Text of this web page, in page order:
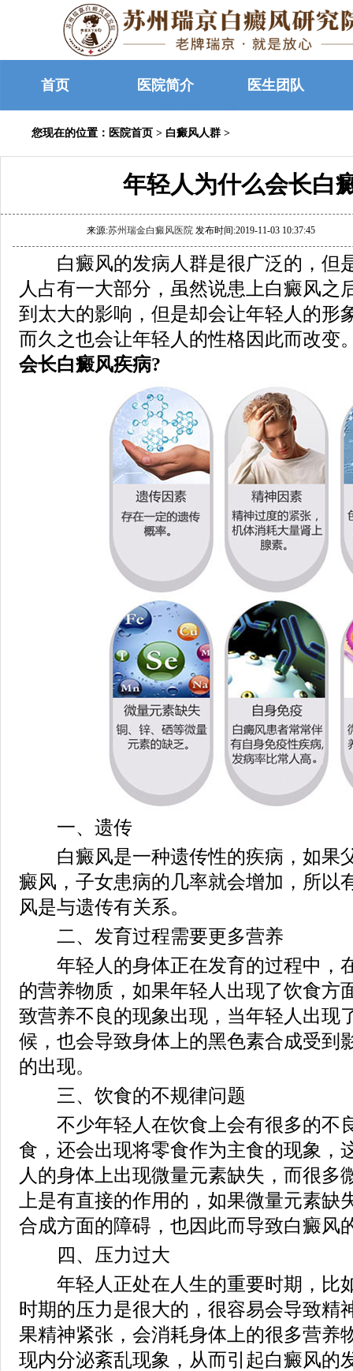
首页 医院简介 医生团队
您现在的位置： 医院首页 > 白癜风人群 >
年轻人为什么会长白
来源:苏州瑞金白癜风医院 发布时间:2019-11-03 10:37:45
白癜风的发病人群是很广泛的，但
人占有一大部分，虽然说患上白癜风之
到太大的影响，但是却会让年轻人的形
而久之也会让年轻人的性格因此而改变
会长白癜风疾病?
一、遗传
白癜风是一种遗传性的疾病，如果
癜风，子女患病的几率就会增加，所以
风是与遗传有关系。
二、发育过程需要更多营养
年轻人的身体正在发育的过程中，
的营养物质，如果年轻人出现了饮食方
致营养不良的现象出现，当年轻人出现
候，也会导致身体上的黑色素合成受到
的出现。
三、饮食的不规律问题
不少年轻人在饮食上会有很多的不
食，还会出现将零食作为主食的现象，
人的身体上出现微量元素缺失，而很多
上是有直接的作用的，如果微量元素缺
合成方面的障碍，也因此而导致白癜风
四、压力过大
年轻人正处在人生的重要时期，比
时期的压力是很大的，很容易会导致精
果精神紧张，会消耗身体上的很多营养
现内分泌紊乱现象，从而引起白癜风的